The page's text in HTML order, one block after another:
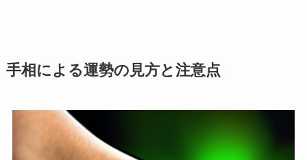
手相による運勢の見方と注意点